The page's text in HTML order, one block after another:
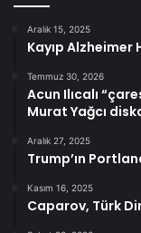
Aralık 15, 2025
Kayıp
Temmuz 30, 2026
Acun Ilıcalı
Murat Yağcı
Aralık 27, 2025
Trump’ın
Kasım 16, 2025
Caparov, Türk